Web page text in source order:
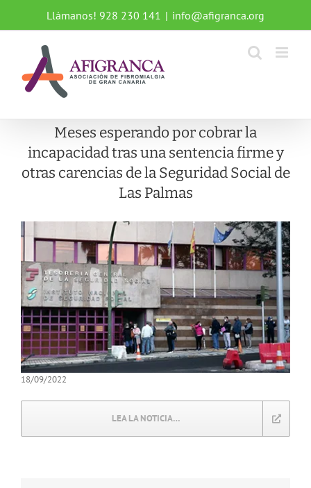
contenido
Llámanos! 928 230 141 | info@afigranca.org
Meses esperando por cobrar la
incapacidad tras una sentencia firme y
otras carencias de la Seguridad Social de
Las Palmas
18/09/2022
LEA LA NOTICIA…